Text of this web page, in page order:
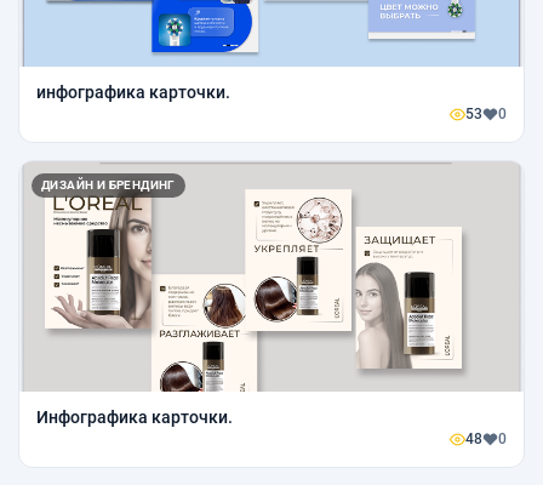
инфографика карточки.
53 0
ДИЗАЙН И БРЕНДИНГ
Инфографика карточки.
48 0